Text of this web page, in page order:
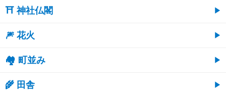
⛩ 神社仏閣
🎆 花火
🏘 町並み
🌾 田舎